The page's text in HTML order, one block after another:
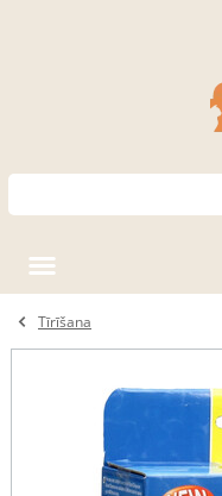
Tīrīšana